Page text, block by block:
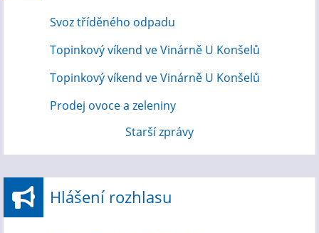
Svoz tříděného odpadu
Topinkový víkend ve Vinárně U Konšelů
Topinkový víkend ve Vinárně U Konšelů
Prodej ovoce a zeleniny
Starší zprávy
Hlášení rozhlasu